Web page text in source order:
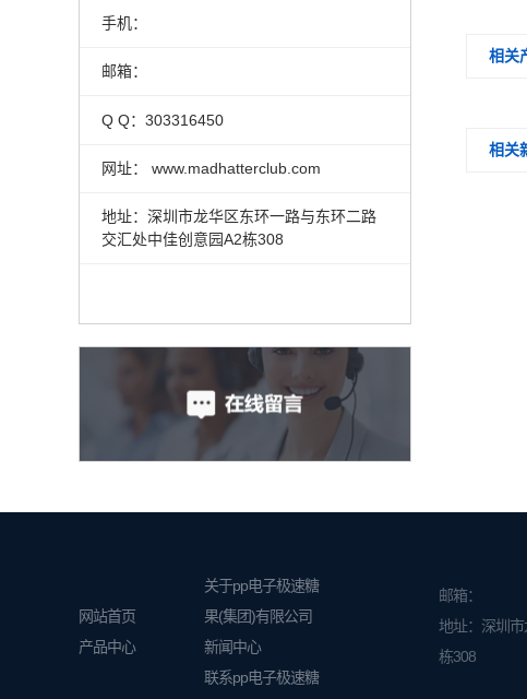
手机：
邮箱：
Q Q：303316450
网址： www.madhatterclub.com
地址：深圳市龙华区东环一路与东环二路
交汇处中佳创意园A2栋308
相关
相关
网站首页
关于pp电子极速糖
果(集团)有限公司
产品中心
新闻中心
联系pp电子极速糖
邮箱：
地址：深圳
栋308